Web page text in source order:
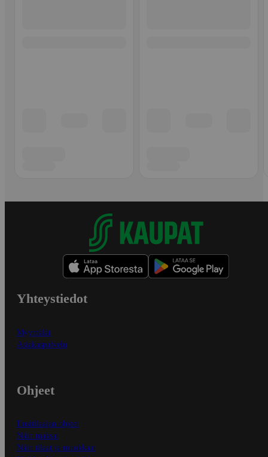
Yhteystiedot
Myymälät
Asiakaspalvelu
Ohjeet
Ensitilaajan ohjeet
Näin maksat
Näin tilaat ja muokkaat